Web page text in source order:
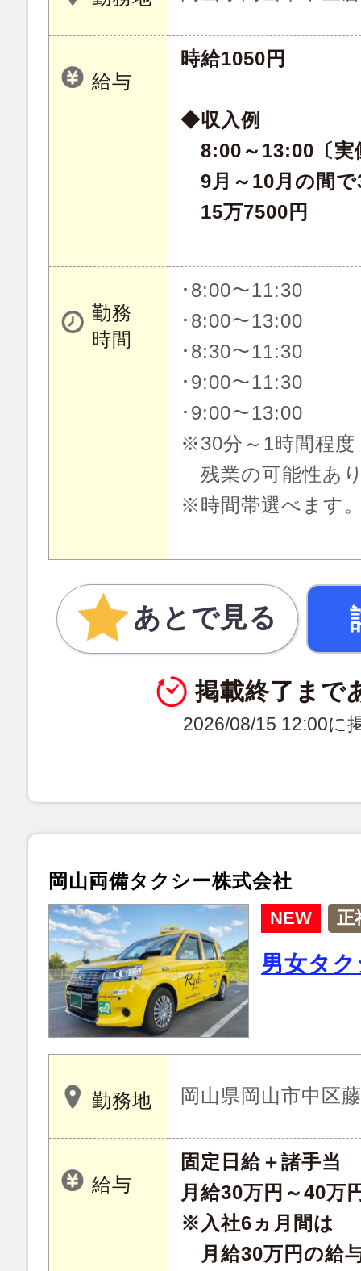
給与
時給1050円
◆収入例
8:00～13:00〔実
9月～10月の間で
15万7500円
勤務
時間
･8:00～11:30
･8:00～13:00
･8:30～11:30
･9:00～11:30
･9:00～13:00
※30分～1時間程度
残業の可能性あ
※時間帯選べます
あとで見る
掲載終了まで
2026/08/15 12:00に
岡山両備タクシー株式会社
NEW 正
男女タ
勤務地 岡山県岡山市中区
給与
固定日給＋諸手当
月給30万円～40万
※入社6ヵ月間は
月給30万円の給